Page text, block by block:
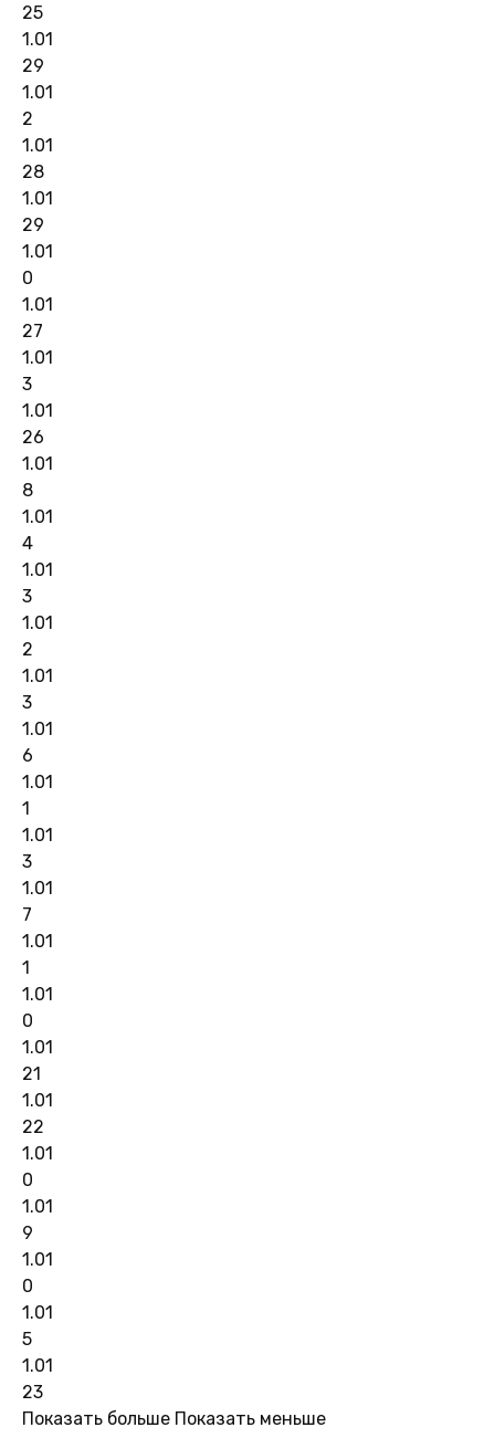
25
1.01
29
1.01
2
1.01
28
1.01
29
1.01
0
1.01
27
1.01
3
1.01
26
1.01
8
1.01
4
1.01
3
1.01
2
1.01
3
1.01
6
1.01
1
1.01
3
1.01
7
1.01
1
1.01
0
1.01
21
1.01
22
1.01
0
1.01
9
1.01
0
1.01
5
1.01
23
Показать больше Показать меньше